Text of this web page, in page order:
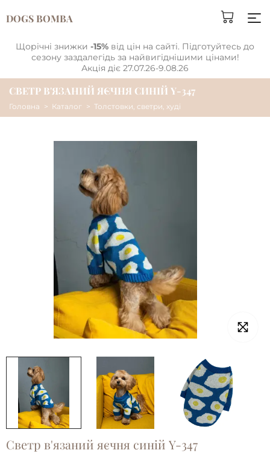
DOGS BOMBA
Щорічні знижки -15% від цін на сайті. Підготуйтесь до
сезону заздалегідь за найвигіднішими цінами!
Акція діє 27.07.26-9.08.26
СВЕТР В'ЯЗАНИЙ ЯЄЧНЯ СИНIЙ Y-347
Головна Каталог Толстовки, светри, худі
Светр в'язаний яєчня синiй Y-347